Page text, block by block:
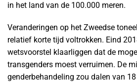
in het land van de 100.000 meren.
Veranderingen op het Zweedse
relatief korte tijd voltrokken. Eind
wetsvoorstel klaarliggen dat de
transgenders moest verruimen. De
genderbehandeling zou dalen van